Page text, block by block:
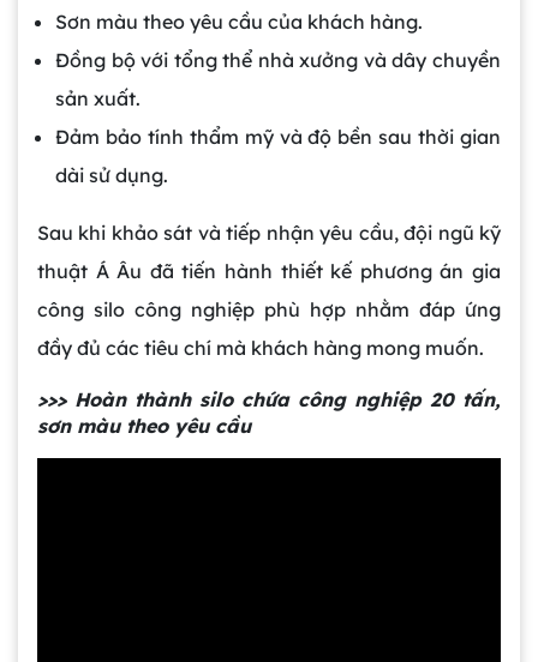
Sơn màu theo yêu cầu của khách hàng.
Đồng bộ với tổng thể nhà xưởng và dây chuyền
sản xuất.
Đảm bảo tính thẩm mỹ và độ bền sau thời gian
dài sử dụng.
Sau khi khảo sát và tiếp nhận yêu cầu, đội ngũ kỹ
thuật Á Âu đã tiến hành thiết kế phương án gia
công silo công nghiệp phù hợp nhằm đáp ứng
đầy đủ các tiêu chí mà khách hàng mong muốn.
>>> Hoàn thành silo chứa công nghiệp 20 tấn,
sơn màu theo yêu cầu